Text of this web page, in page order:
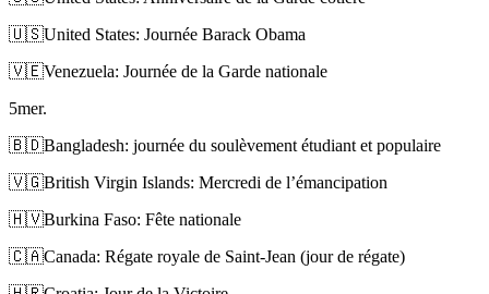
🇺🇸United States: Journée Barack Obama
🇻🇪Venezuela: Journée de la Garde nationale
5mer.
🇧🇩Bangladesh: journée du soulèvement étudiant et populaire
🇻🇬British Virgin Islands: Mercredi de l’émancipation
🇭🇻Burkina Faso: Fête nationale
🇨🇦Canada: Régate royale de Saint-Jean (jour de régate)